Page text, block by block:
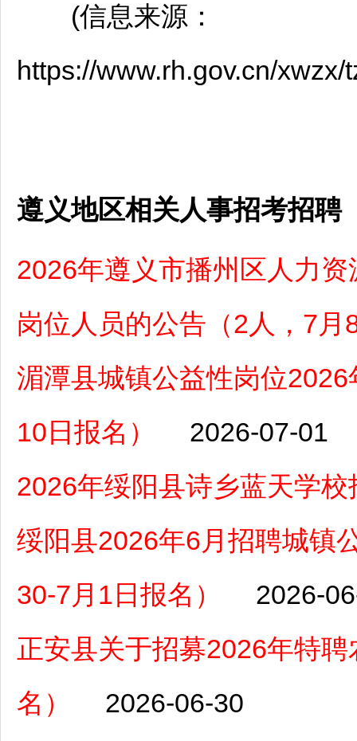
(信息来源：
https://www.rh.gov.cn/
遵义地区相关人事招考招聘
2026年遵义市播州区人力
岗位人员的公告（2人，7月
湄潭县城镇公益性岗位
10日报名）
2026-07-01
2026年绥阳县诗乡蓝天学校
绥阳县2026年6月招聘城镇
30-7月1日报名）
2026-
正安县关于招募2026年特
名）
2026-06-30